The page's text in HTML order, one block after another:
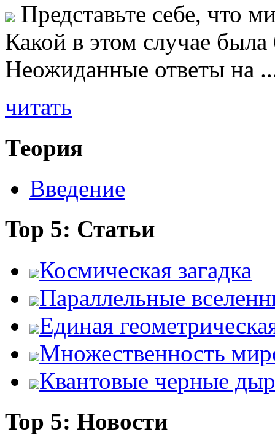
Представьте себе, что
Какой в этом случае
Неожиданные ответы на
читать
Теория
Введение
Top 5: Статьи
Космическая загадка
Параллельные
Единая
Множественность
Квантовые черные
Top 5: Новости